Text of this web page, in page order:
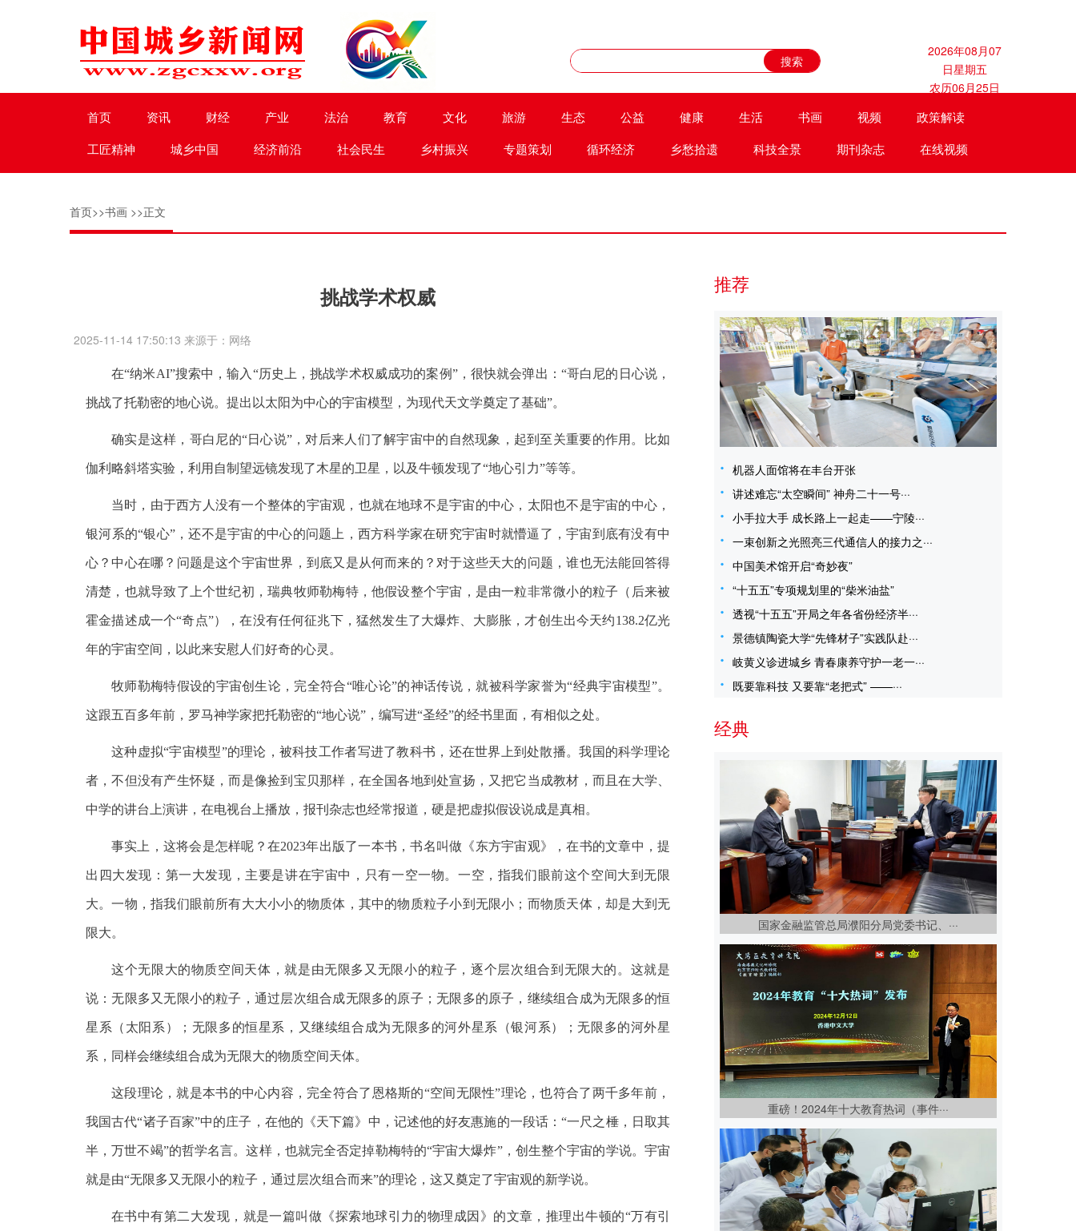
2026年08月07
日星期五
农历06月25日
首页 资讯 财经 产业 法治 教育 文化 旅游 生态 公益 健康 生活 书画 视频
政策解读
工匠精神
城乡中国 经济前沿 社会民生 乡村振兴 专题策划 循环经济 乡愁拾遗 科技全景 期刊杂志 在线视频
首页>>书画 >>正文
挑战学术权威
2025-11-14 17:50:13 来源于：网络
在“纳米AI”搜索中，输入“历史上，挑战学术权威成功的案例”，很快就会弹出：“哥白尼的日心说，
挑战了托勒密的地心说。提出以太阳为中心的宇宙模型，为现代天文学奠定了基础”。
确实是这样，哥白尼的“日心说”，对后来人们了解宇宙中的自然现象，起到至关重要的作用。比如
伽利略斜塔实验，利用自制望远镜发现了木星的卫星，以及牛顿发现了“地心引力”等等。
当时，由于西方人没有一个整体的宇宙观，也就在地球不是宇宙的中心，太阳也不是宇宙的中心，
银河系的“银心”，还不是宇宙的中心的问题上，西方科学家在研究宇宙时就懵逼了，宇宙到底有没有中
心？中心在哪？问题是这个宇宙世界，到底又是从何而来的？对于这些天大的问题，谁也无法能回答得
清楚，也就导致了上个世纪初，瑞典牧师勒梅特，他假设整个宇宙，是由一粒非常微小的粒子（后来被
霍金描述成一个“奇点”），在没有任何征兆下，猛然发生了大爆炸、大膨胀，才创生出今天约138.2亿光
年的宇宙空间，以此来安慰人们好奇的心灵。
牧师勒梅特假设的宇宙创生论，完全符合“唯心论”的神话传说，就被科学家誉为“经典宇宙模型”。
这跟五百多年前，罗马神学家把托勒密的“地心说”，编写进“圣经”的经书里面，有相似之处。
这种虚拟“宇宙模型”的理论，被科技工作者写进了教科书，还在世界上到处散播。我国的科学理论
者，不但没有产生怀疑，而是像捡到宝贝那样，在全国各地到处宣扬，又把它当成教材，而且在大学、
中学的讲台上演讲，在电视台上播放，报刊杂志也经常报道，硬是把虚拟假设说成是真相。
事实上，这将会是怎样呢？在2023年出版了一本书，书名叫做《东方宇宙观》，在书的文章中，提
出四大发现：第一大发现，主要是讲在宇宙中，只有一空一物。一空，指我们眼前这个空间大到无限
大。一物，指我们眼前所有大大小小的物质体，其中的物质粒子小到无限小；而物质天体，却是大到无
限大。
这个无限大的物质空间天体，就是由无限多又无限小的粒子，逐个层次组合到无限大的。这就是
说：无限多又无限小的粒子，通过层次组合成无限多的原子；无限多的原子，继续组合成为无限多的恒
星系（太阳系）；无限多的恒星系，又继续组合成为无限多的河外星系（银河系）；无限多的河外星
系，同样会继续组合成为无限大的物质空间天体。
这段理论，就是本书的中心内容，完全符合了恩格斯的“空间无限性”理论，也符合了两千多年前，
我国古代“诸子百家”中的庄子，在他的《天下篇》中，记述他的好友惠施的一段话：“一尺之棰，日取其
半，万世不竭”的哲学名言。这样，也就完全否定掉勒梅特的“宇宙大爆炸”，创生整个宇宙的学说。宇宙
就是由“无限多又无限小的粒子，通过层次组合而来”的理论，这又奠定了宇宙观的新学说。
在书中有第二大发现，就是一篇叫做《探索地球引力的物理成因》的文章，推理出牛顿的“万有引
推荐
机器人面馆将在丰台开张
讲述难忘“太空瞬间” 神舟二十一号···
小手拉大手 成长路上一起走——宁陵···
一束创新之光照亮三代通信人的接力之···
中国美术馆开启“奇妙夜”
“十五五”专项规划里的“柴米油盐”
透视“十五五”开局之年各省份经济半···
景德镇陶瓷大学“先锋材子”实践队赴···
岐黄义诊进城乡 青春康养守护一老一···
既要靠科技 又要靠“老把式” ——···
经典
国家金融监管总局濮阳分局党委书记、···
重磅！2024年十大教育热词（事件···